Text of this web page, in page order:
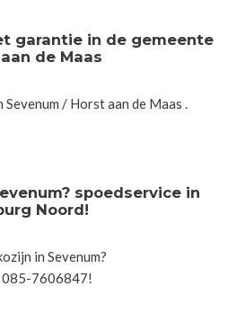
garantie in de gemeente
de Maas
/ Horst aan de Maas .
spoedservice in
Noord!
in Sevenum?
085-7606847!